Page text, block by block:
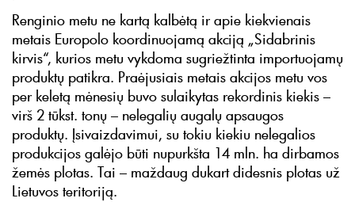
Renginio metu ne kartą kalbėtą ir apie kiekvienais
metais Europolo koordinuojamą akciją „Sidabrinis
kirvis“, kurios metu vykdoma sugriežtinta importuojamų
produktų patikra. Praėjusiais metais akcijos metu vos
per keletą mėnesių buvo sulaikytas rekordinis kiekis –
virš 2 tūkst. tonų – nelegalių augalų apsaugos
produktų. Įsivaizdavimui, su tokiu kiekiu nelegalios
produkcijos galėjo būti nupurkšta 14 mln. ha dirbamos
žemės plotas. Tai – maždaug dukart didesnis plotas už
Lietuvos teritoriją.